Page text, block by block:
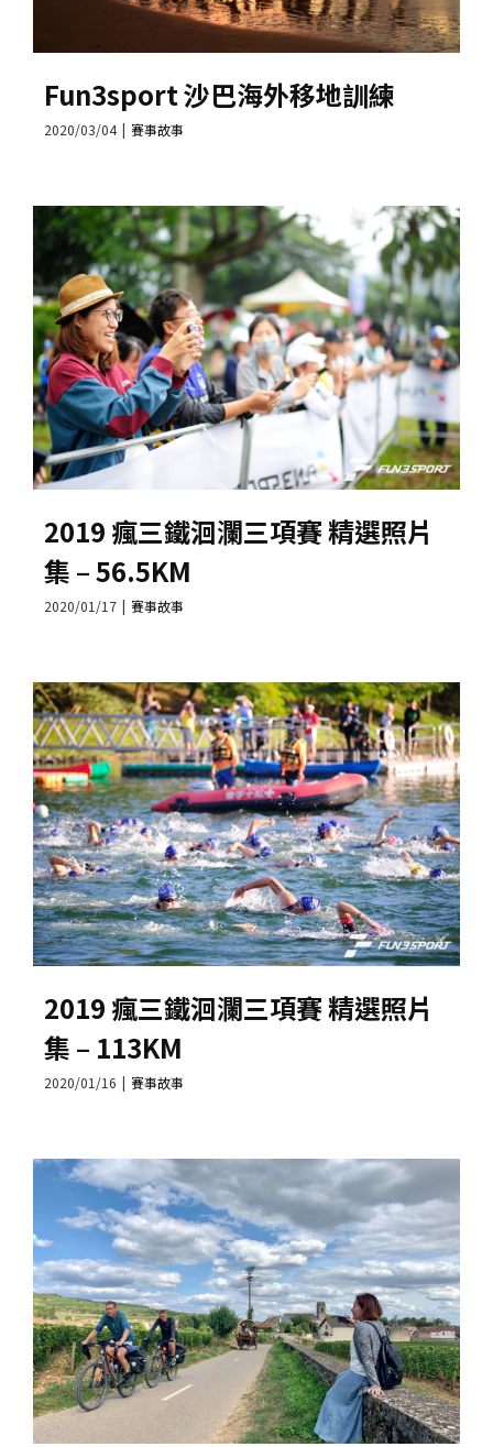
Fun3sport 沙巴海外移地訓練
2020/03/04 | 賽事故事
2019 瘋三鐵洄瀾三項賽 精選照片
集 – 56.5KM
2020/01/17 | 賽事故事
2019 瘋三鐵洄瀾三項賽 精選照片
集 – 113KM
2020/01/16 | 賽事故事